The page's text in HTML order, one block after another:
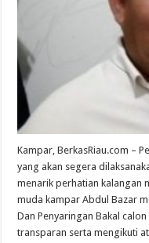
Kampar, BerkasRiau.com –
yang akan segera
menarik perhatian kalangan
muda kampar Abdul Bazar
Dan Penyaringan Bakal
transparan serta mengikuti